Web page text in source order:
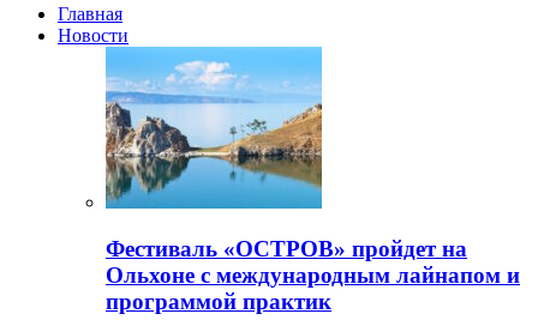
Главная
Новости
Фестиваль «ОСТРОВ» пройдет на
Ольхоне с международным лайнапом и
программой практик